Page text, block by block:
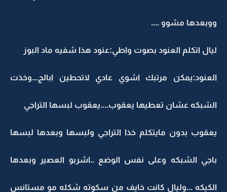
ووبعدها مشوو ....
ليال اتكلم العنود بصوت واطي:عنود هذا شفيه ماد البوز
العنود:يمكن مرتبك اشوي عادي لاتحطين ابالج...وخذت
الشبكه عشان تعطيها يعقوب....يعقوب لبسها التراجي
يعقوب بدون مايتكلم خذا التراجي ولبسها وبعدها لبسها
باجي الشبكه وعلى نفس الوضع ..اشربو العصير وبعدها
الكيكه ...وليال كانت خايف من سكوته شكله مو مستانس